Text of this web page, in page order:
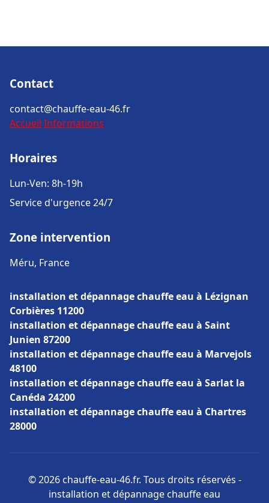
Contact
contact@chauffe-eau-46.fr
Accueil Informations
Horaires
Lun-Ven: 8h-19h
Service d'urgence 24/7
Zone intervention
Méru, France
installation et dépannage chauffe eau à Lézignan
Corbières 11200
installation et dépannage chauffe eau à Saint
Junien 87200
installation et dépannage chauffe eau à Marvejols
48100
installation et dépannage chauffe eau à Sarlat la
Canéda 24200
installation et dépannage chauffe eau à Chartres
28000
© 2026 chauffe-eau-46.fr. Tous droits réservés -
installation et dépannage chauffe eau